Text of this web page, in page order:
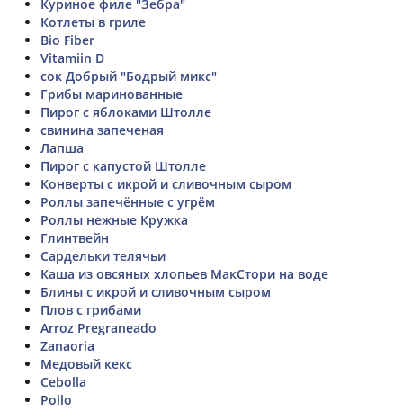
Куриное филе "Зебра"
Котлеты в гриле
Bio Fiber
Vitamiin D
сок Добрый "Бодрый микс"
Грибы маринованные
Пирог с яблоками Штолле
свинина запеченая
Лапша
Пирог с капустой Штолле
Конверты с икрой и сливочным сыром
Роллы запечённые с угрём
Роллы нежные Кружка
Глинтвейн
Сардельки телячьи
Каша из овсяных хлопьев МакСтори на воде
Блины с икрой и сливочным сыром
Плов с грибами
Arroz Pregraneado
Zanaoria
Медовый кекс
Cebolla
Pollo